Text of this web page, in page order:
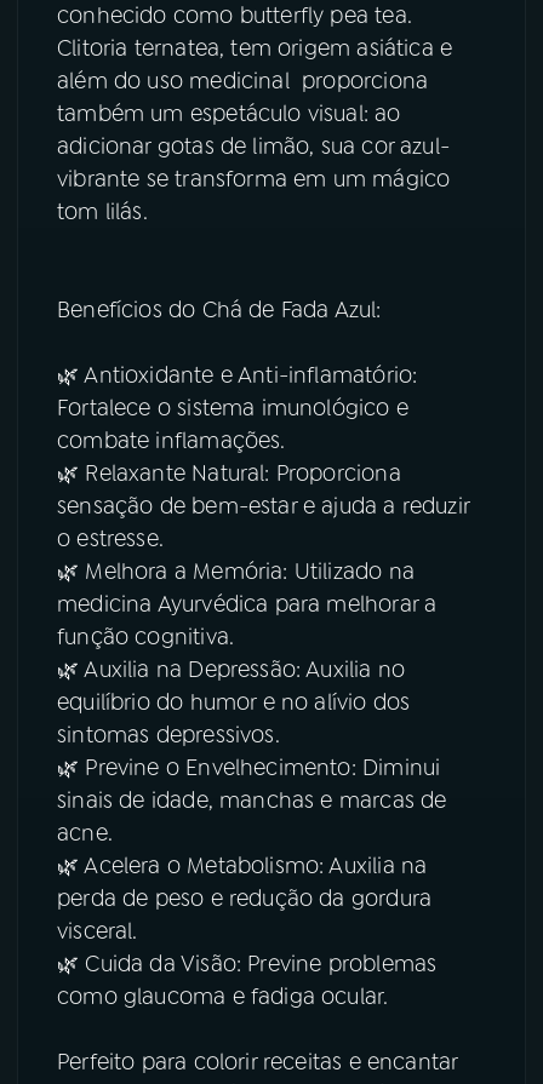
TikTok
conhecido como butterfly pea tea.
Clitoria ternatea, tem origem asiática e
além do uso medicinal proporciona
também um espetáculo visual: ao
adicionar gotas de limão, sua cor azul-
vibrante se transforma em um mágico
tom lilás.
Benefícios do Chá de Fada Azul:
🌿 Antioxidante e Anti-inflamatório:
Fortalece o sistema imunológico e
combate inflamações.
🌿 Relaxante Natural: Proporciona
sensação de bem-estar e ajuda a reduzir
o estresse.
🌿 Melhora a Memória: Utilizado na
medicina Ayurvédica para melhorar a
função cognitiva.
🌿 Auxilia na Depressão: Auxilia no
equilíbrio do humor e no alívio dos
sintomas depressivos.
🌿 Previne o Envelhecimento: Diminui
sinais de idade, manchas e marcas de
acne.
🌿 Acelera o Metabolismo: Auxilia na
perda de peso e redução da gordura
visceral.
🌿 Cuida da Visão: Previne problemas
como glaucoma e fadiga ocular.
Perfeito para colorir receitas e encantar